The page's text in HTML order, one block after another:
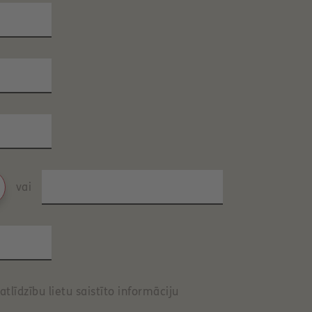
vai
atlīdzību lietu saistīto informāciju